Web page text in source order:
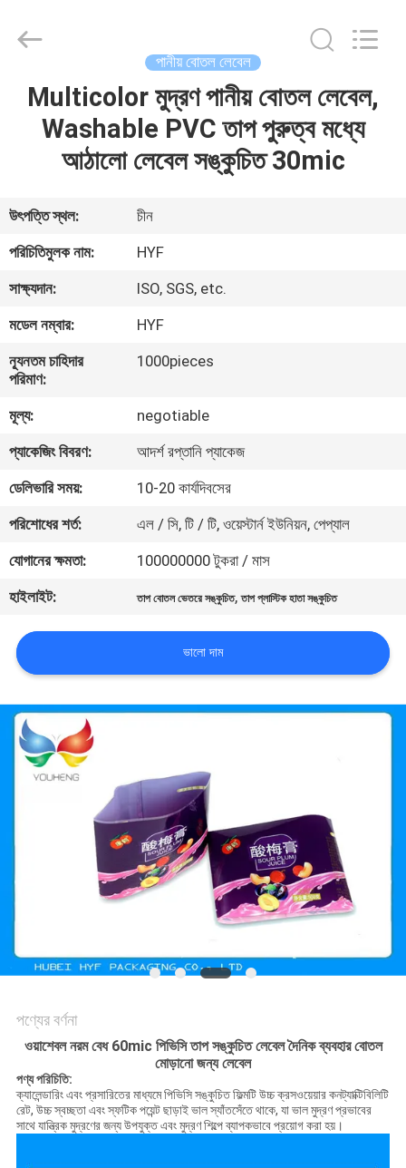
বাড়ি
ভিডিও
সম্পর্কে
কারখানা
মান
নিয়ন্ত্রণ
করুন
খবর
জন্য
আবেদন
ম্যাপ
Reserved.
পানীয় বোতল লেবেল
Multicolor মুদ্রণ পানীয় বোতল লেবেল,
Washable PVC তাপ পুরুত্ব মধ্যে
আঠালো লেবেল সঙ্কুচিত 30mic
উৎপত্তি স্থল:
চীন
পরিচিতিমুলক নাম:
HYF
সাক্ষ্যদান:
ISO, SGS, etc.
মডেল নম্বার:
HYF
ন্যূনতম চাহিদার
পরিমাণ:
1000pieces
মূল্য:
negotiable
প্যাকেজিং বিবরণ:
আদর্শ রপ্তানি প্যাকেজ
ডেলিভারি সময়:
10-20 কার্যদিবসের
পরিশোধের শর্ত:
এল / সি, টি / টি, ওয়েস্টার্ন ইউনিয়ন, পেপ্যাল
যোগানের ক্ষমতা:
100000000 টুকরা / মাস
হাইলাইট:
তাপ বোতল ভেতরে সঙ্কুচিত,তাপ প্লাস্টিক হাতা সঙ্কুচিত
ভালো দাম
পণ্যের বর্ণনা
ওয়াশেবল নরম বেধ 60mic পিভিসি তাপ সঙ্কুচিত লেবেল দৈনিক ব্যবহার বোতল
মোড়ানো জন্য লেবেল
পণ্য পরিচিতি:
ক্যালেন্ডারিং এবং প্রসারিতের মাধ্যমে পিভিসি সঙ্কুচিত ফিল্মটি উচ্চ ক্রসওয়েয়ার কনট্যাক্টিবিলিটি
রেট, উচ্চ স্বচ্ছতা এবং স্ফটিক পয়েন্ট ছাড়াই ভাল স্যাঁতসেঁতে থাকে, যা ভাল মুদ্রণ প্রভাবের
সাথে যান্ত্রিক মুদ্রণের জন্য উপযুক্ত এবং মুদ্রণ শিল্পে ব্যাপকভাবে প্রয়োগ করা হয়।